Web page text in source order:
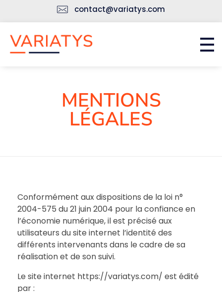
contact@variatys.com
MENTIONS
LÉGALES
Conformément aux dispositions de la loi n°
2004-575 du 21 juin 2004 pour la confiance en
l’économie numérique, il est précisé aux
utilisateurs du site internet l’identité des
différents intervenants dans le cadre de sa
réalisation et de son suivi.
Le site internet https://variatys.com/ est édité
par :